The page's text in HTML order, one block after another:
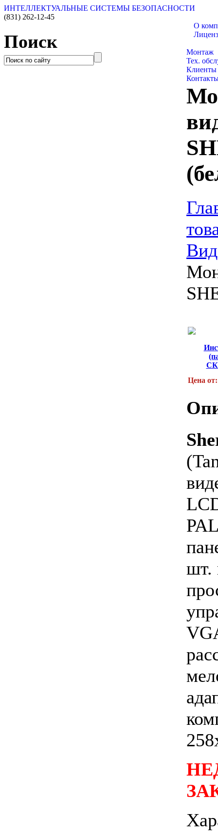
ИНТЕЛЛЕКТУАЛЬНЫЕ СИСТЕМЫ БЕЗОПАСНОСТИ
(831) 262-12-45
Поиск
О
Монтаж
Тех.
Клиенты
Цена
шт.